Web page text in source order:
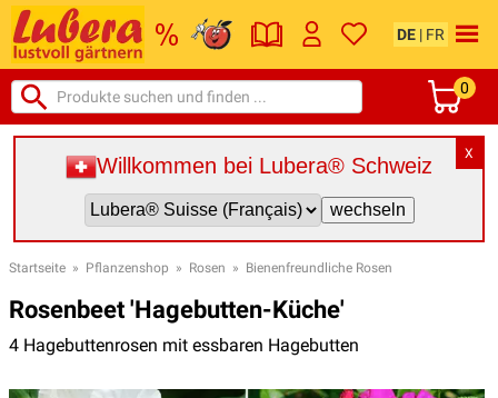
DE | FR
0
X
Willkommen bei Lubera® Schweiz
Startseite » Pflanzenshop » Rosen » Bienenfreundliche Rosen
Rosenbeet 'Hagebutten-Küche'
4 Hagebuttenrosen mit essbaren Hagebutten